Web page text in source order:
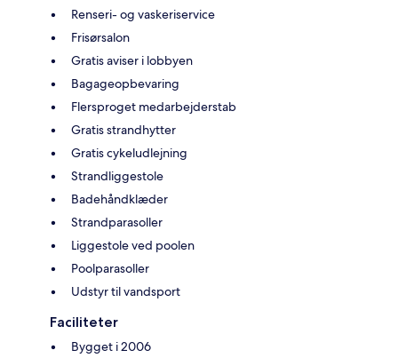
Renseri- og vaskeriservice
Frisørsalon
Gratis aviser i lobbyen
Bagageopbevaring
Flersproget medarbejderstab
Gratis strandhytter
Gratis cykeludlejning
Strandliggestole
Badehåndklæder
Strandparasoller
Liggestole ved poolen
Poolparasoller
Udstyr til vandsport
Faciliteter
Bygget i 2006